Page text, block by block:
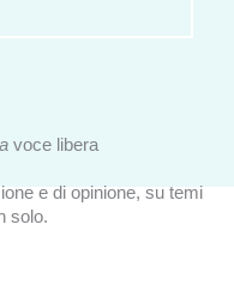
voce libera
e di opinione, su temi
solo.